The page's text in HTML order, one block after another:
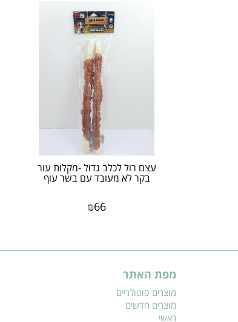
עצם רול לכלב גדול -מקלות עור
בקר לא מעובד עם בשר עוף
₪66
מפת האתר
מוצרים פופולריים
מוצרים חדשים
ראשי